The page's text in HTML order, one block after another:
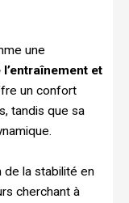
une
et
un confort
tandis que sa
de la stabilité en
cherchant à